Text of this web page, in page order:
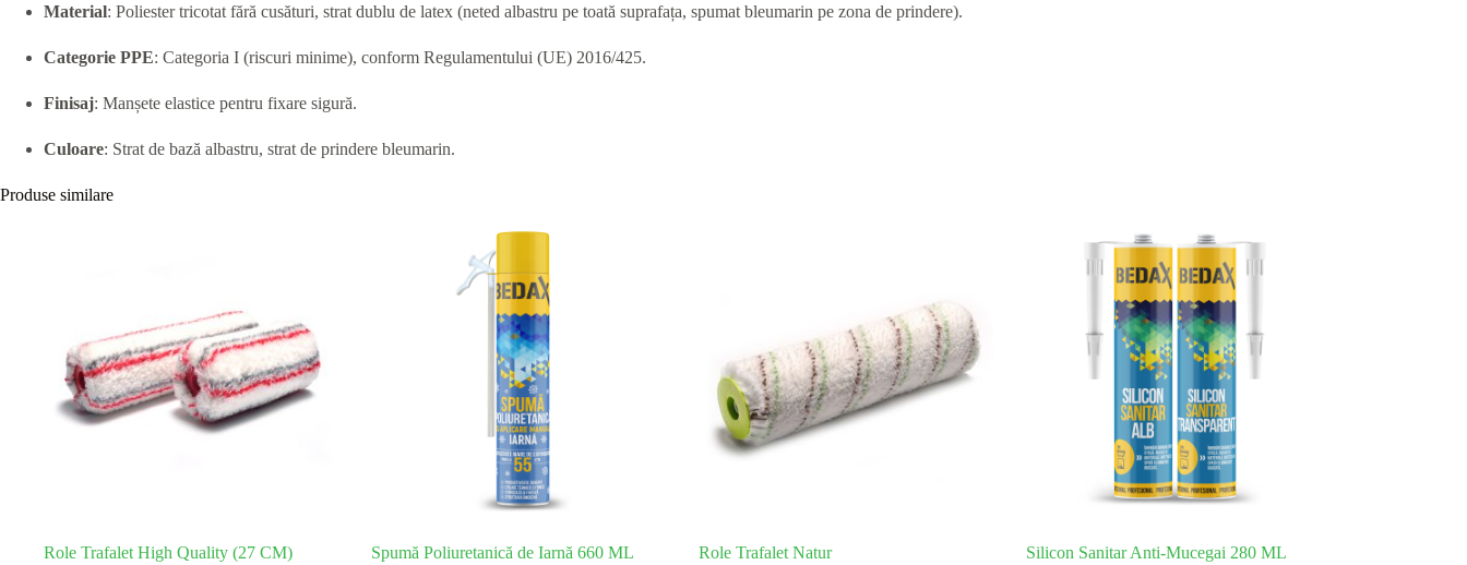
Material: Poliester tricotat fără cusături, strat dublu de latex (neted albastru pe toată suprafața, spumat bleumarin pe zona de prindere).
Categorie PPE: Categoria I (riscuri minime), conform Regulamentului (UE) 2016/425.
Finisaj: Manșete elastice pentru fixare sigură.
Culoare: Strat de bază albastru, strat de prindere bleumarin.
Produse similare
Role Trafalet High Quality (27 CM)
Spumă Poliuretanică de Iarnă 660 ML
Role Trafalet Natur Silicon Sanitar Anti-Mucegai 280 ML